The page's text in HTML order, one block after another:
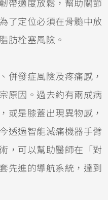
帶適度放鬆，幫助關節
了定位必須在骨髓中放
肪栓塞風險。
併發症風險及疼痛感，
原因。過去約有兩成病
或是膝蓋出現異物感，
透過智能減痛機器手臂
，可以幫助醫師在「對
先進的導航系統，達到